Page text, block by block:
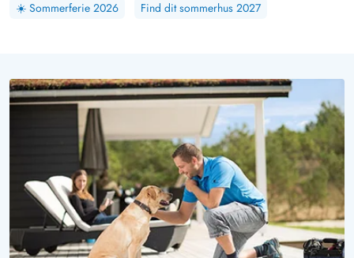
☀️ Sommerferie 2026 Find dit sommerhus 2027